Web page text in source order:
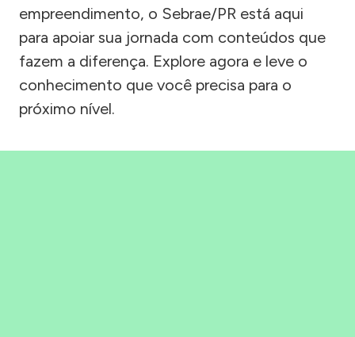
empreendimento, o Sebrae/PR está aqui
para apoiar sua jornada com conteúdos que
fazem a diferença. Explore agora e leve o
conhecimento que você precisa para o
próximo nível.